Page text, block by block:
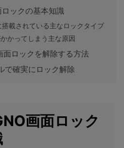
ックの基本知識
載されている主なロックタイプ
かってしまう主な原因
ロックを解除する方法
で確実にロック解除
画面ロック